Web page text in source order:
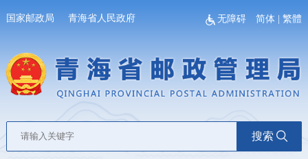
国家邮政局 青海省人民政府 无障碍 简体 |繁體
搜索